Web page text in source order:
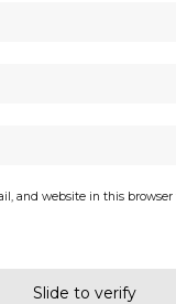
and website in this
Slide to verify